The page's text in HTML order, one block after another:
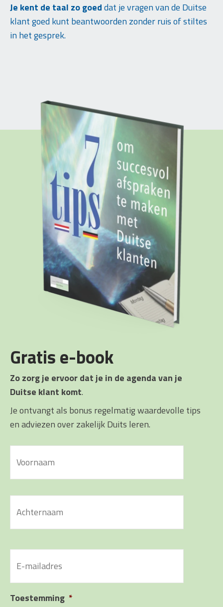
Je kent de taal zo goeddat je vragen van de Duitse
klant goed kunt beantwoorden zonder ruis of stiltes
in het gesprek.
Gratis e-book
Zo zorg je ervoor dat je in de agenda van je
Duitse klant komt.
Je ontvangt als bonus regelmatig waardevolle tips
en adviezen over zakelijk Duits leren.
Naam * Voornaam
E-
mailadres
Toestemming *